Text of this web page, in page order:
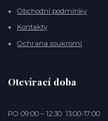
Obchodní podmínky
Kontakty
Ochrana soukromí
Otevírací doba
PO 09:00 – 12:30 13:00-17:00